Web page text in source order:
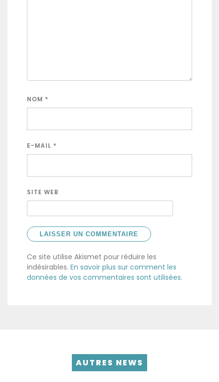
NOM *
E-MAIL *
SITE WEB
Ce site utilise Akismet pour réduire les
indésirables. En savoir plus sur comment les
données de vos commentaires sont utilisées.
AUTRES NEWS